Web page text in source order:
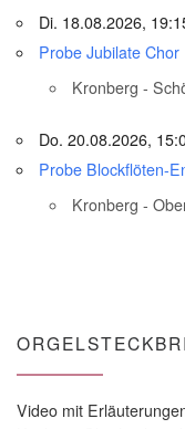
Di. 18.08.2026,
Probe Jubilate Chor
Kronberg -
Do. 20.08.2026,
Probe Blockflöten-
Kronberg -
Video mit